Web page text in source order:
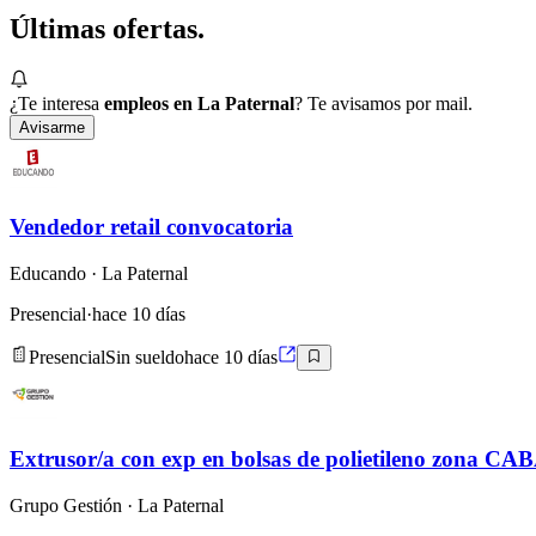
Últimas ofertas.
¿Te interesa empleos en La Paternal? Te avisamos por mail.
Avisarme
Vendedor retail convocatoria
Educando · La Paternal
Presencial·hace 10 días
PresencialSin sueldohace 10 días
Extrusor/a con exp en bolsas de polietileno zona
Grupo Gestión · La Paternal